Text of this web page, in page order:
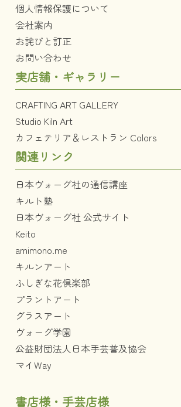
個人情報保護について
会社案内
お詫びと訂正
お問い合わせ
実店舗・ギャラリー
CRAFTING ART GALLERY
Studio Kiln Art
カフェテリア＆レストラン Colors
関連リンク
日本ヴォーグ社の通信講座
キルト塾
日本ヴォーグ社 公式サイト
Keito
amimono.me
キルンアート
ふしぎな花倶楽部
プラントアート
グラスアート
ヴォーグ学園
公益財団法人日本手芸普及協会
マイWay
書店様・手芸店様